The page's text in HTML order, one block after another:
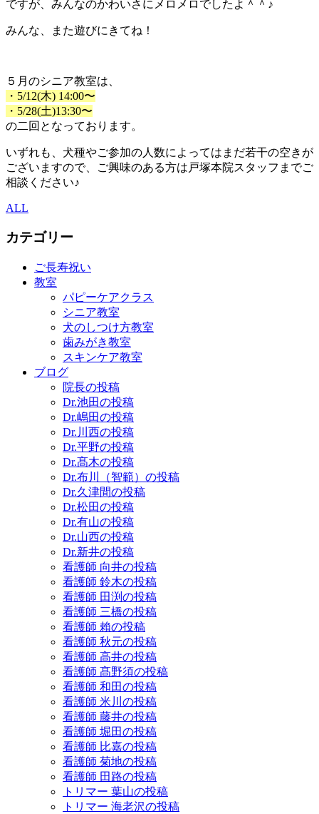
ですが、みんなのかわいさにメロメロでしたよ＾＾♪
みんな、また遊びにきてね！
５月のシニア教室は、
・5/12(木) 14:00〜
・5/28(土)13:30〜
の二回となっております。
いずれも、犬種やご参加の人数によってはまだ若干の空きが
ございますので、ご興味のある方は戸塚本院スタッフまでご
相談ください♪
ALL
カテゴリー
ご長寿祝い
教室
パピーケアクラス
シニア教室
犬のしつけ方教室
歯みがき教室
スキンケア教室
ブログ
院長の投稿
Dr.池田の投稿
Dr.嶋田の投稿
Dr.川西の投稿
Dr.平野の投稿
Dr.髙木の投稿
Dr.布川（智範）の投稿
Dr.久津間の投稿
Dr.松田の投稿
Dr.有山の投稿
Dr.山西の投稿
Dr.新井の投稿
看護師 向井の投稿
看護師 鈴木の投稿
看護師 田渕の投稿
看護師 三橋の投稿
看護師 賴の投稿
看護師 秋元の投稿
看護師 高井の投稿
看護師 髙野須の投稿
看護師 和田の投稿
看護師 米川の投稿
看護師 藤井の投稿
看護師 堀田の投稿
看護師 比嘉の投稿
看護師 菊地の投稿
看護師 田路の投稿
トリマー 葉山の投稿
トリマー 海老沢の投稿